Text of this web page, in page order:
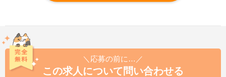
＼応募の前に…／
この求人について問い合わせる